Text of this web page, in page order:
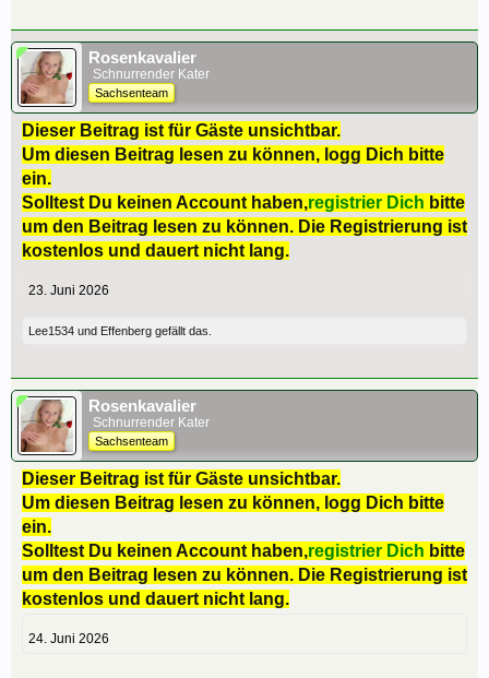
Rosenkavalier
Schnurrender Kater
Sachsenteam
Dieser Beitrag ist für Gäste unsichtbar.
Um diesen Beitrag lesen zu können, logg Dich bitte
ein.
Solltest Du keinen Account haben,registrier Dich bitte
um den Beitrag lesen zu können. Die Registrierung ist
kostenlos und dauert nicht lang.
23. Juni 2026
Lee1534 und Effenberg gefällt das.
Rosenkavalier
Schnurrender Kater
Sachsenteam
Dieser Beitrag ist für Gäste unsichtbar.
Um diesen Beitrag lesen zu können, logg Dich bitte
ein.
Solltest Du keinen Account haben,registrier Dich bitte
um den Beitrag lesen zu können. Die Registrierung ist
kostenlos und dauert nicht lang.
24. Juni 2026